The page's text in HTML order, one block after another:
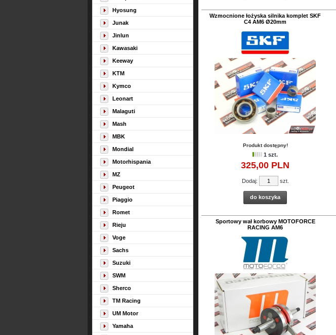
Hyosung
Junak
Jinlun
Kawasaki
Keeway
KTM
Kymco
Leonart
Malaguti
Mash
MBK
Mondial
Motorhispania
MZ
Peugeot
Piaggio
Romet
Rieju
Voge
Sachs
Suzuki
SWM
Sherco
TM Racing
UM Motor
Yamaha
Wzmocnione łożyska silnika komplet SKF
C4 AM6 Ø20mm
Produkt dostępny!
1 szt.
325,00 PLN
Dodaj: szt.
do koszyka
Sportowy wał korbowy MOTOFORCE
RACING AM6